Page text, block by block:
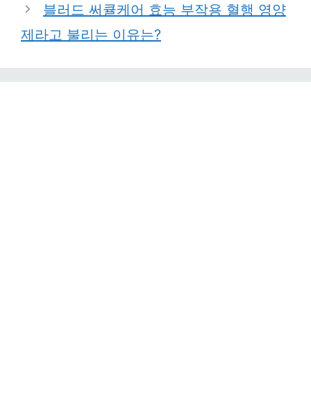
블러드 써큘케어 효능 부작용 혈행 영양
제라고 불리는 이유는?